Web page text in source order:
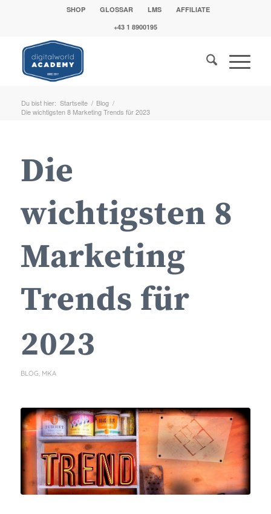
SHOP GLOSSAR LMS
AFFILIATE
+43 1 8900195
Du bist hier: Startseite / Blog /
Die wichtigsten 8 Marketing Trends für 2023
Die
wichtigsten 8
Marketing
Trends für
2023
BLOG, MKA